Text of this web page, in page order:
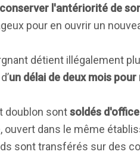
conserver l'antériorité de
pour en ouvrir un
détient illégalement
un délai de deux mois
doublon sontsoldés d'office
dans le même
sont transférés sur des